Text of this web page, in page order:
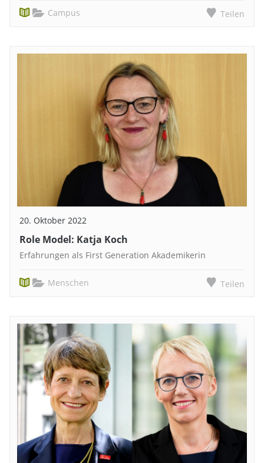
Campus Teilen
20. Oktober 2022
Role Model: Katja Koch
Erfahrungen als First Generation Akademikerin
Menschen Teilen